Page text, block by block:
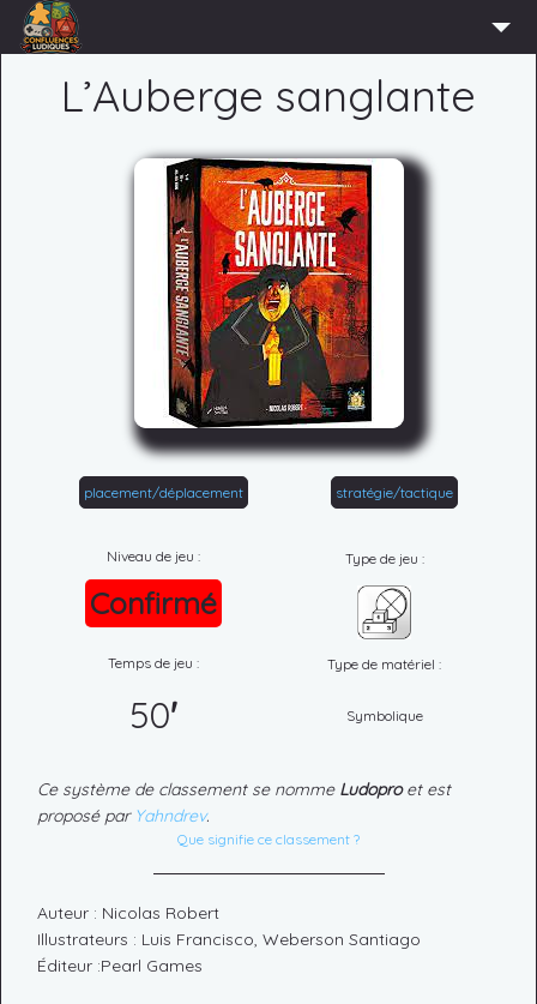
CONNEXION
L’Auberge sanglante
placement/déplacement stratégie/tactique
Niveau de jeu :
Confirmé
Type de jeu :
Temps de jeu :
50'
Type de matériel :
Symbolique
Ce système de classement se nomme Ludoproet est
proposé par Yahndrev.
Que signifie ce classement ?
Auteur : Nicolas Robert
Illustrateurs : Luis Francisco, Weberson Santiago
Éditeur :Pearl Games